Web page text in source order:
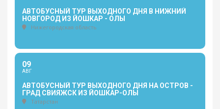
АВТОБУСНЫЙ ТУР ВЫХОДНОГО ДНЯ В НИЖНИЙ
НОВГОРОД ИЗ ЙОШКАР - ОЛЫ
Нижегородская область
09
АВГ
АВТОБУСНЫЙ ТУР ВЫХОДНОГО ДНЯ НА ОСТРОВ -
ГРАД СВИЯЖСК ИЗ ЙОШКАР-ОЛЫ
Татарстан